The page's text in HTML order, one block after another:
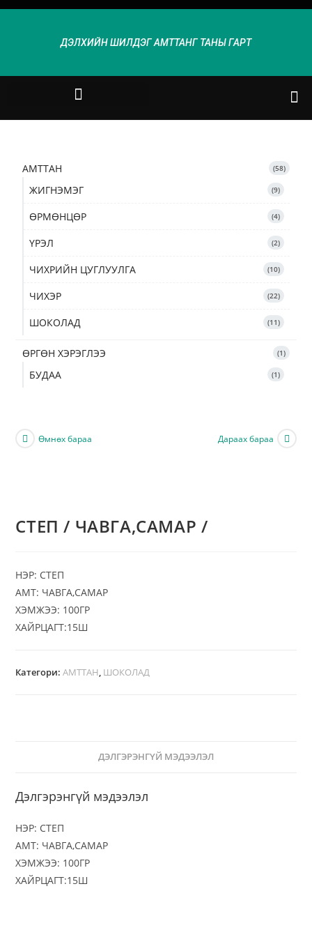
ДЭЛХИЙН ШИЛДЭГ АМТТАНГ ТАНЫ ГАРТ
АМТТАН 58
ЖИГНЭМЭГ 9
ӨРМӨНЦӨР 4
ҮРЭЛ 2
ЧИХРИЙН ЦУГЛУУЛГА 10
ЧИХЭР 22
ШОКОЛАД 11
ӨРГӨН ХЭРЭГЛЭЭ 1
БУДАА 1
Өмнөх бараа Дараах бараа
CТЕП / ЧАВГА,САМАР /
НЭР: CТЕП
АМТ: ЧАВГА,САМАР
ХЭМЖЭЭ: 100ГР
ХАЙРЦАГТ:15Ш
Категори:АМТТАН, ШОКОЛАД
ДЭЛГЭРЭНГҮЙ МЭДЭЭЛЭЛ
Дэлгэрэнгүй мэдээлэл
НЭР: CТЕП
АМТ: ЧАВГА,САМАР
ХЭМЖЭЭ: 100ГР
ХАЙРЦАГТ:15Ш